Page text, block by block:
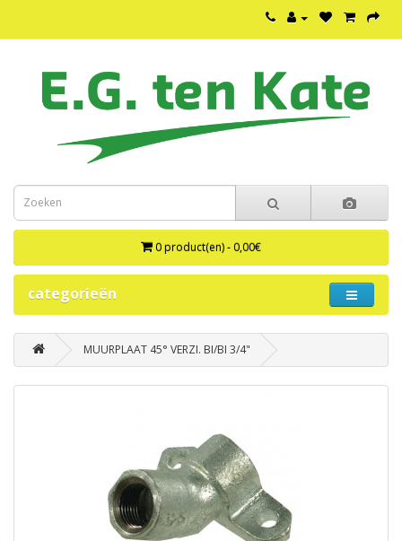
0 product(en) - 0,00€
categorieën
MUURPLAAT 45° VERZI. BI/BI 3/4"